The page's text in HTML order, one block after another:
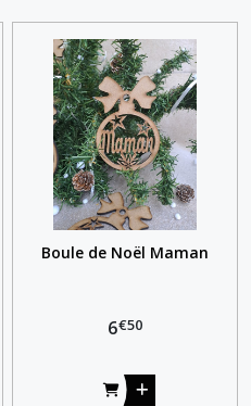
Boule de Noël Maman
6€50